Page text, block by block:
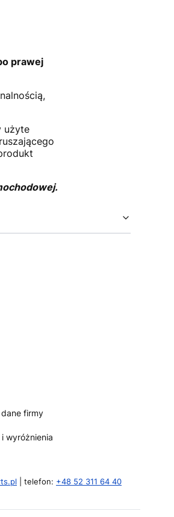
prawej
użyte
firmy
wyróżnienia
| telefon: +48 52 311 64 40